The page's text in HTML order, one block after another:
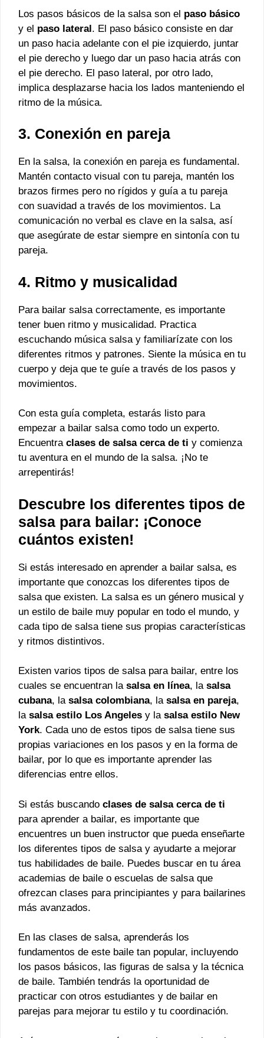
Los pasos básicos de la salsa son el paso básico
y el paso lateral. El paso básico consiste en dar
un paso hacia adelante con el pie izquierdo, juntar
el pie derecho y luego dar un paso hacia atrás con
el pie derecho. El paso lateral, por otro lado,
implica desplazarse hacia los lados manteniendo el
ritmo de la música.
3. Conexión en pareja
En la salsa, la conexión en pareja es fundamental.
Mantén contacto visual con tu pareja, mantén los
brazos firmes pero no rígidos y guía a tu pareja
con suavidad a través de los movimientos. La
comunicación no verbal es clave en la salsa, así
que asegúrate de estar siempre en sintonía con tu
pareja.
4. Ritmo y musicalidad
Para bailar salsa correctamente, es importante
tener buen ritmo y musicalidad. Practica
escuchando música salsa y familiarízate con los
diferentes ritmos y patrones. Siente la música en tu
cuerpo y deja que te guíe a través de los pasos y
movimientos.
Con esta guía completa, estarás listo para
empezar a bailar salsa como todo un experto.
Encuentra clases de salsa cerca de ti y comienza
tu aventura en el mundo de la salsa. ¡No te
arrepentirás!
Descubre los diferentes tipos de
salsa para bailar: ¡Conoce
cuántos existen!
Si estás interesado en aprender a bailar salsa, es
importante que conozcas los diferentes tipos de
salsa que existen. La salsa es un género musical y
un estilo de baile muy popular en todo el mundo, y
cada tipo de salsa tiene sus propias características
y ritmos distintivos.
Existen varios tipos de salsa para bailar, entre los
cuales se encuentran la salsa en línea, la salsa
cubana, la salsa colombiana, la salsa en pareja,
la salsa estilo Los Angeles y la salsa estilo New
York. Cada uno de estos tipos de salsa tiene sus
propias variaciones en los pasos y en la forma de
bailar, por lo que es importante aprender las
diferencias entre ellos.
Si estás buscando clases de salsa cerca de ti
para aprender a bailar, es importante que
encuentres un buen instructor que pueda enseñarte
los diferentes tipos de salsa y ayudarte a mejorar
tus habilidades de baile. Puedes buscar en tu área
academias de baile o escuelas de salsa que
ofrezcan clases para principiantes y para bailarines
más avanzados.
En las clases de salsa, aprenderás los
fundamentos de este baile tan popular, incluyendo
los pasos básicos, las figuras de salsa y la técnica
de baile. También tendrás la oportunidad de
practicar con otros estudiantes y de bailar en
parejas para mejorar tu estilo y tu coordinación.